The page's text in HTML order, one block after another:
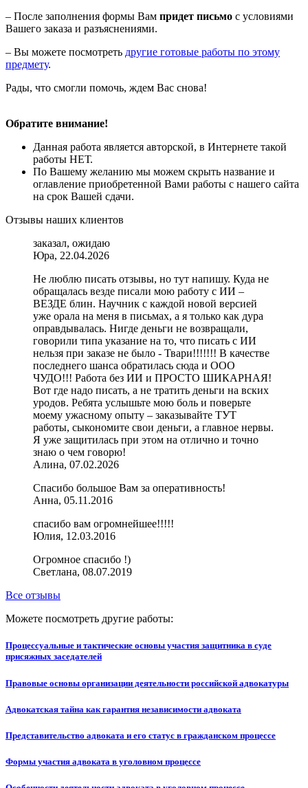
– После заполнения формы Вам придет письмо с условиями
Вашего заказа и разъяснениями.
– Вы можете посмотреть другие готовые работы по этому
предмету.
Рады, что смогли помочь, ждем Вас снова!
Обратите внимание!
Данная работа является авторской, в Интернете такой
работы НЕТ.
По Вашему желанию мы можем скрыть название и
оглавление приобретенной Вами работы с нашего сайта
на срок Вашей сдачи.
Отзывы наших клиентов
заказал, ожидаю
Юра, 22.04.2026
Не люблю писать отзывы, но тут напишу. Куда не
обращалась везде писали мою работу с ИИ –
ВЕЗДЕ блин. Научник с каждой новой версией
уже орала на меня в письмах, а я только как дура
оправдывалась. Нигде деньги не возвращали,
говорили типа указание на то, что писать с ИИ
нельзя при заказе не было - Твари!!!!!!! В качестве
последнего шанса обратилась сюда и ООО
ЧУДО!!! Работа без ИИ и ПРОСТО ШИКАРНАЯ!
Вот где надо писать, а не тратить деньги на вских
уродов. Ребята услышьте мою боль и поверьте
моему ужасному опыту – заказывайте ТУТ
работы, сыкономите свои деньги, а главное нервы.
Я уже защитилась при этом на отлично и точно
знаю о чем говорю!
Алина, 07.02.2026
Спасибо большое Вам за оперативность!
Анна, 05.11.2016
спасибо вам огромнейшее!!!!!
Юлия, 12.03.2016
Огромное спасибо !)
Светлана, 08.07.2019
Все отзывы
Можете посмотреть другие работы:
Процессуальные и тактические основы участия защитника в суде
присяжных заседателей
Правовые основы организации деятельности российской адвокатуры
Адвокатская тайна как гарантия независимости адвоката
Представительство адвоката и его статус в гражданском процессе
Формы участия адвоката в уголовном процессе